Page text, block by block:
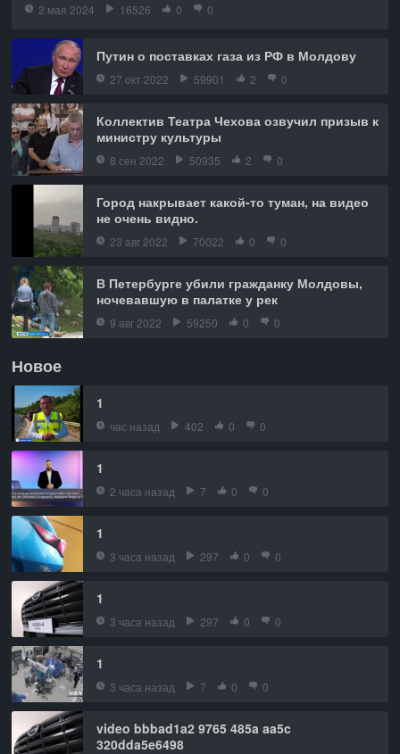
2 мая 2024 16526 0 0
Путин о поставках газа из РФ в Молдову
27 окт 2022 59901 2 0
Коллектив Театра Чехова озвучил призыв к
министру культуры
8 сен 2022 50935 2 0
Город накрывает какой-то туман, на видео
не очень видно.
23 авг 2022 70022 0 0
В Петербурге убили гражданку Молдовы,
ночевавшую в палатке у рек
9 авг 2022 59250 0 0
Новое
1
час назад 402 0 0
1
2 часа назад 7 0 0
1
3 часа назад 297 0 0
1
3 часа назад 297 0 0
1
3 часа назад 7 0 0
video bbbad1a2 9765 485a aa5c
320dda5e6498